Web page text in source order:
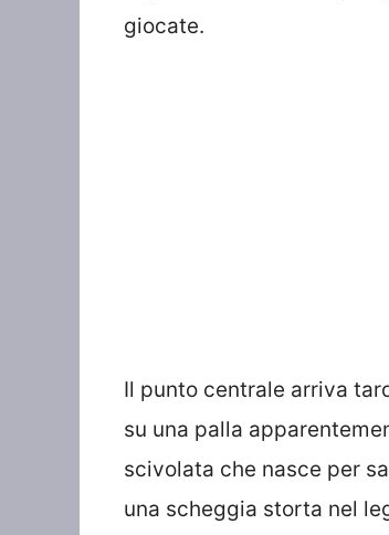
giocate.
Il punto centrale arriva
su una palla
scivolata che nasce per
una scheggia storta nel